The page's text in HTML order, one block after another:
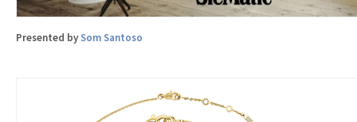
Presented by Som Santoso